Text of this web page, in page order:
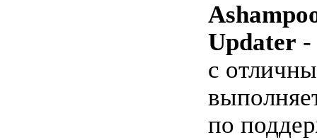
Updater -
с
по